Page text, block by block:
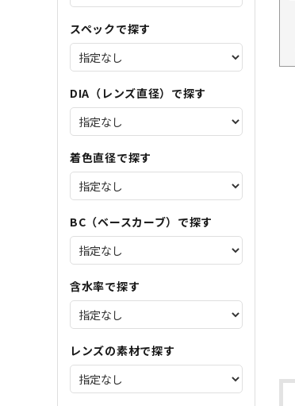
スペックで探す
DIA（レンズ直径）で探す
着色直径で探す
BC（ベースカーブ）で探す
含水率で探す
レンズの素材で探す